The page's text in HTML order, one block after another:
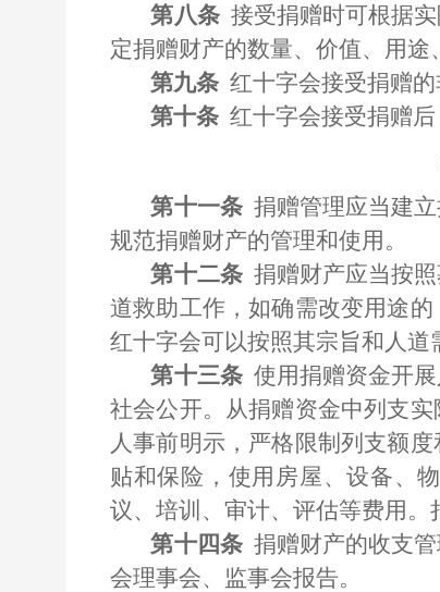
第八条 接受捐赠时可根据
定捐赠财产的数量、价值、用途
第九条 红十字会接受捐赠
第十条 红十字会接受捐赠
第十一条 捐赠管理应当建
规范捐赠财产的管理和使用。
第十二条 捐赠财产应当按
道救助工作，如确需改变用途
红十字会可以按照其宗旨和人道
第十三条 使用捐赠资金开
社会公开。从捐赠资金中列支
人事前明示，严格限制列支额
贴和保险， 使用房屋、设备、
议、培训、审计、评估等费用。
第十四条 捐赠财产的收支
会理事会、监事会报告。